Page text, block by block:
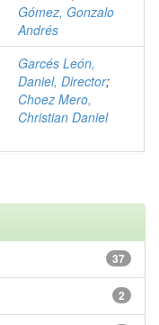
Gómez, Gonzalo
Andrés
Garcés León,
Daniel, Director;
Choez Mero,
Christian Daniel
37
2